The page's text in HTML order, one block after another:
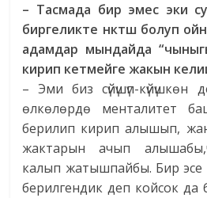
– Тасмада бир эмес эки
биргеликте нктш болуп
адамдар мындайда “
кирип кетмейге жакын
– Эми биз сүйүшүп-
өлкөлөрдө менталитет
берилип кирип алышып, жан
жактарын ачып
калып жатышпайбы. Бир эсе
берилгендик деп койсок да